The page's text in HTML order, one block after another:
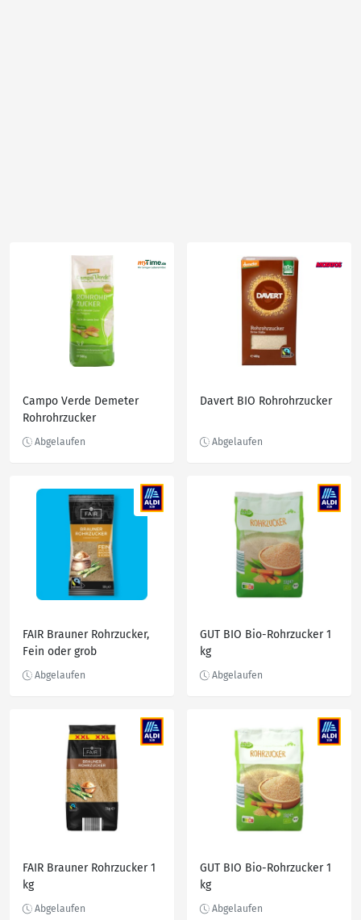
Campo Verde Demeter
Rohrohrzucker
Davert BIO Rohrohrzucker
FAIR Brauner Rohrzucker,
Fein oder grob
GUT BIO Bio-Rohrzucker 1
kg
FAIR Brauner Rohrzucker 1
kg
GUT BIO Bio-Rohrzucker 1
kg